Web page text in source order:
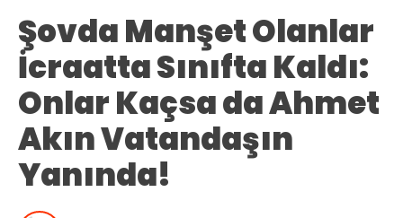
Şovda Manşet Olanlar
İcraatta Sınıfta Kaldı:
Onlar Kaçsa da Ahmet
Akın Vatandaşın
Yanında!